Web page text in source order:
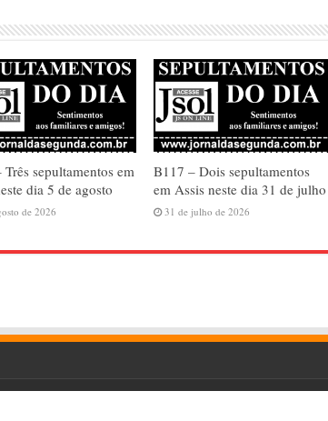
sepultamentos em
dia 5 de agosto
de 2026
B117 – Dois sepultamentos
em Assis neste dia 31 de julho
31 de julho de 2026